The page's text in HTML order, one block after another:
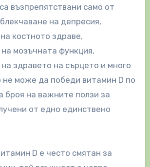
възпрепятствани само от
на депресия,
костното здраве,
мозъчната функция,
здравето на сърцето и много
може да победи витамин D по
броя на важните ползи за
от едно единствено
D е често смятан за